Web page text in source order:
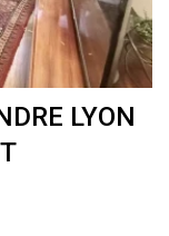
LYON